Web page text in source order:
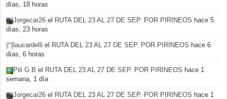
días, 18 horas
Jorgecar26 el RUTA DEL 23 AL 27 DE SEP. POR PIRINEOS hace 5
días, 23 horas
laucardelli el RUTA DEL 23 AL 27 DE SEP. POR PIRINEOS hace 6
días, 6 horas
Pili G B el RUTA DEL 23 AL 27 DE SEP. POR PIRINEOS hace 1
semana, 1 día
Jorgecar26 el RUTA DEL 23 AL 27 DE SEP. POR PIRINEOS hace 1